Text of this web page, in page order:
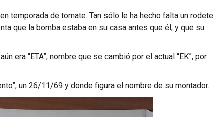
temporada de tomate. Tan sólo le ha hecho falta un rodete
que la bomba estaba en su casa antes que él, y que su
era “ETA”, nombre que se cambió por el actual “EK”, por
un 26/11/69 y donde figura el nombre de su montador.